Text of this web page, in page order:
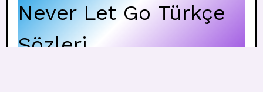
Never Let Go Türkçe
Sözleri